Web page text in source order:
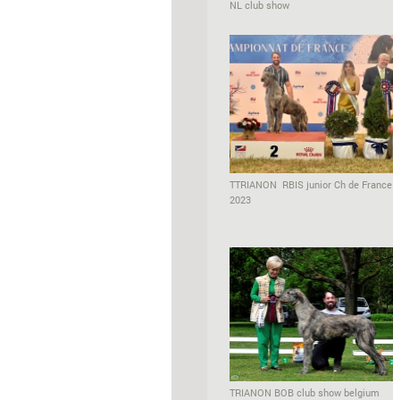
NL club show
TTRIANON RBIS junior Ch de France
2023
TRIANON BOB club show belgium